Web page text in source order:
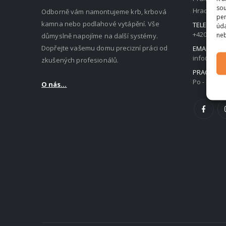
Odborně vám namontujeme krb, krbová
kamna nebo podlahové vytápění. Vše
důmyslně napojíme na další systémy.
Dopřejte vašemu domu precizní práci od
zkušených profesionálů.
O nás...
Hradec
TELEFON:
+420 736
EMAIL:
PRACOVNÍ
Po - Pá /